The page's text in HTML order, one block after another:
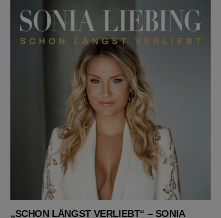
„SCHON LÄNGST VERLIEBT“ – SONIA